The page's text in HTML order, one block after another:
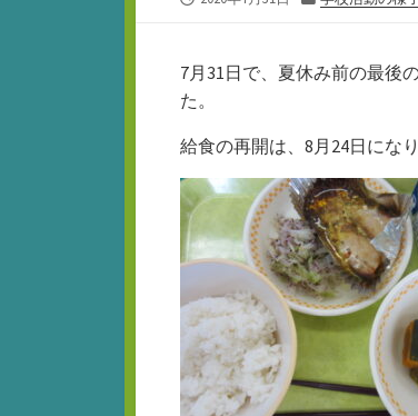
リ
ー
7月31日で、夏休み前の最後
た。
給食の再開は、8月24日になり